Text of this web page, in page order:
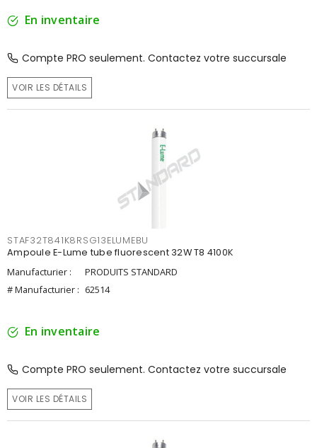
En inventaire
Compte PRO seulement. Contactez votre succursale
VOIR LES DÉTAILS
STAF32T841K8RSG13ELUMEBU
Ampoule E-Lume tube fluorescent 32W T8 4100K
Manufacturier :
PRODUITS STANDARD
# Manufacturier : 62514
En inventaire
Compte PRO seulement. Contactez votre succursale
VOIR LES DÉTAILS